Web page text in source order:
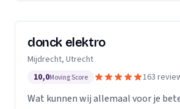
donck elektro
Mijdrecht, Utrecht
10,0Moving Score 163
Wat kunnen wij allemaal voor je